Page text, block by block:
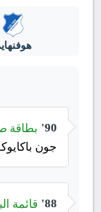
90' بطاقة
جون
88' قائمة